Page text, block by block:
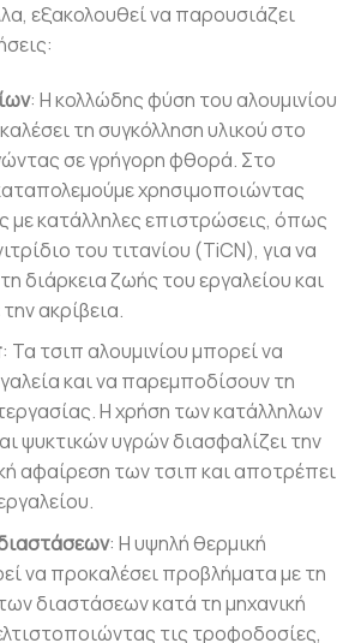
εξακολουθεί να παρουσιάζει
: Η κολλώδης φύση του αλουμινίου
τη συγκόλληση υλικού στο
σε γρήγορη φθορά. Στο
χρησιμοποιώντας
με κατάλληλες επιστρώσεις, όπως
του τιτανίου (TiCN), για να
διάρκεια ζωής του εργαλείου και
ακρίβεια.
: Τα τσιπ αλουμινίου μπορεί να
και να παρεμποδίσουν τη
Η χρήση των κατάλληλων
ψυκτικών υγρών διασφαλίζει την
αφαίρεση των τσιπ και αποτρέπει
: Η υψηλή θερμική
να προκαλέσει προβλήματα με τη
διαστάσεων κατά τη μηχανική
τις τροφοδοσίες,